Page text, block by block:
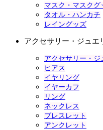
マスク・マスクグ
タオル・ハンカチ
レイングッズ
アクセサリー・ジュエ
アクセサリー・ジ
ピアス
イヤリング
イヤーカフ
リング
ネックレス
ブレスレット
アンクレット